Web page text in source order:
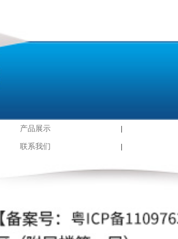
产品展示
联系我们